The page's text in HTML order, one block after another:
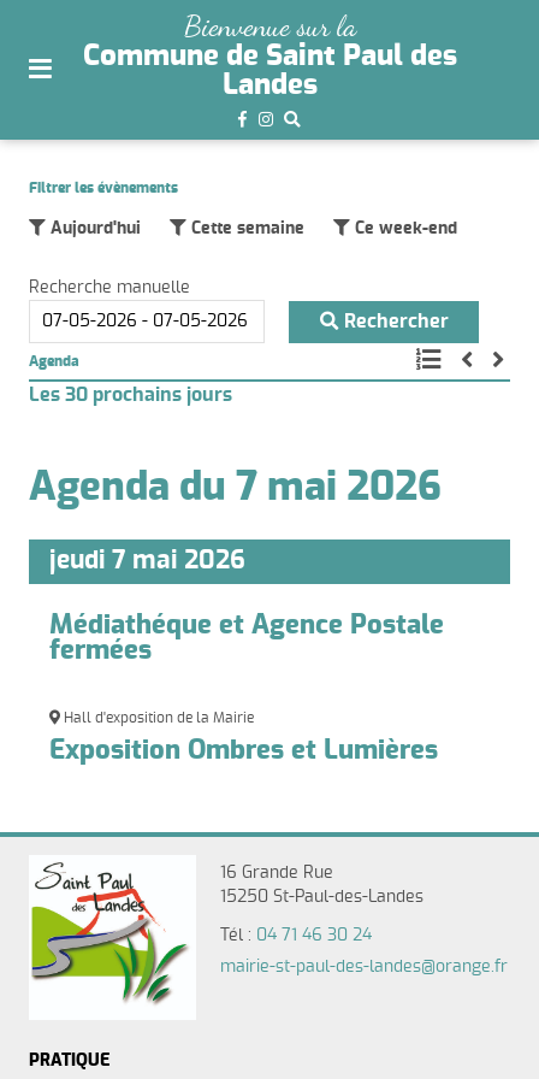
site
contenu
Bienvenue sur la
Commune de Saint Paul des
Landes
Agenda du 7 mai 2026
jeudi 7 mai 2026
Médiathéque et Agence Postale
fermées
Hall d'exposition de la Mairie
Exposition Ombres et Lumières
Filtrer les évènements
Aujourd'hui Cette semaine Ce week-end
Recherche manuelle
Rechercher
Agenda
Les 30 prochains jours
16 Grande Rue
15250 St-Paul-des-Landes
Tél : 04 71 46 30 24
mairie-st-paul-des-landes@orange.fr
PRATIQUE